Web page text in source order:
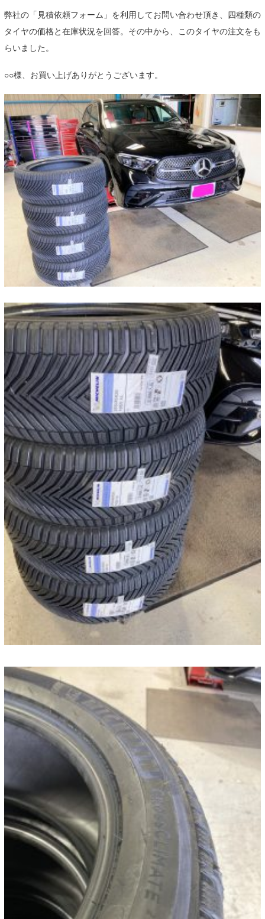
弊社の「見積依頼フォーム」を利用してお問い合わせ頂き、四種類の
タイヤの価格と在庫状況を回答。その中から、このタイヤの注文をも
らいました。
○○様、お買い上げありがとうございます。